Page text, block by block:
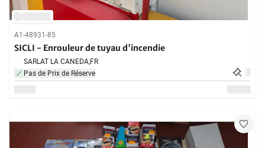
A1-48931-85
SICLI - Enrouleur de tuyau d'incendie
SARLAT LA CANEDA,FR
Pas de Prix de Réserve